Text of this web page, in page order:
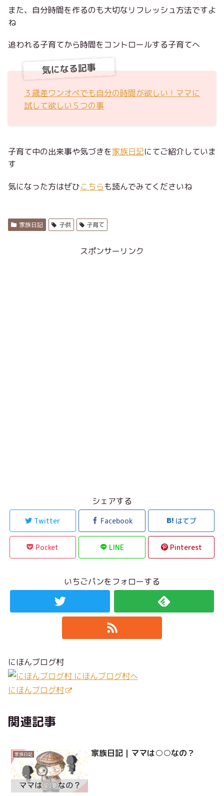
また、自分時間を作るのも大切なリフレッシュ方法ですよ
ね
追われる子育てから時間をコントロールする子育てへ
気になる記事
３歳差ワンオペでも自分の時間が欲しい！ママに
試して欲しい５つの事
子育て中の出来事や気づきを家族日記にてご紹介していま
す
気になった方はぜひこちらも読んでみてくださいね
家族日記 子供 子育て
スポンサーリンク
シェアする
Twitter Facebook はてブ
Pocket LINE Pinterest
いちごパンをフォローする
にほんブログ村
にほんブログ村
関連記事
家族日記 家族日記｜ママは○○なの？